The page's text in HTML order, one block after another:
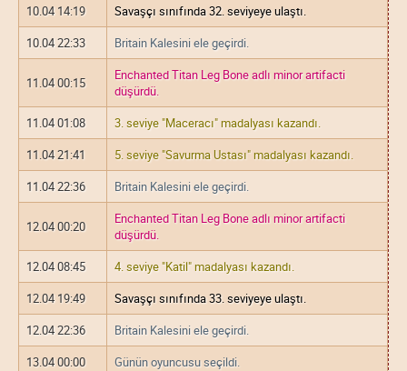
10.04 14:19
Savaşçı sınıfında 32. seviyeye ulaştı.
10.04 22:33
Britain Kalesini ele geçirdi.
11.04 00:15
Enchanted Titan Leg Bone adlı minor artifacti
düşürdü.
11.04 01:08
3. seviye "Maceracı" madalyası kazandı.
11.04 21:41
5. seviye "Savurma Ustası" madalyası kazandı.
11.04 22:36
Britain Kalesini ele geçirdi.
12.04 00:20
Enchanted Titan Leg Bone adlı minor artifacti
düşürdü.
12.04 08:45
4. seviye "Katil" madalyası kazandı.
12.04 19:49
Savaşçı sınıfında 33. seviyeye ulaştı.
12.04 22:36
Britain Kalesini ele geçirdi.
13.04 00:00
Günün oyuncusu seçildi.